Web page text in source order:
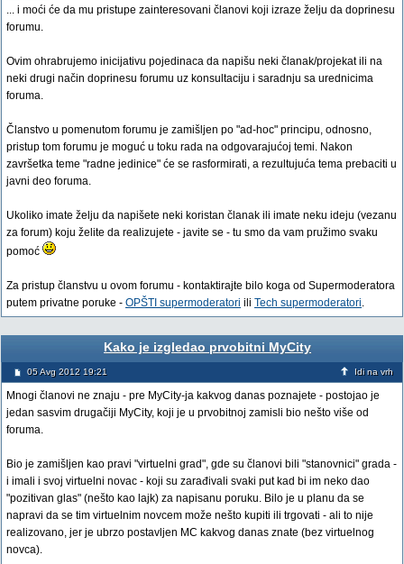
... i moći će da mu pristupe zainteresovani članovi koji izraze želju da doprinesu
forumu.
Ovim ohrabrujemo inicijativu pojedinaca da napišu neki članak/projekat ili na
neki drugi način doprinesu forumu uz konsultaciju i saradnju sa urednicima
foruma.
Članstvo u pomenutom forumu je zamišljen po "ad-hoc" principu, odnosno,
pristup tom forumu je moguć u toku rada na odgovarajućoj temi. Nakon
završetka teme "radne jedinice" će se rasformirati, a rezultujuća tema prebaciti u
javni deo foruma.
Ukoliko imate želju da napišete neki koristan članak ili imate neku ideju (vezanu
za forum) koju želite da realizujete - javite se - tu smo da vam pružimo svaku
pomoć
Za pristup članstvu u ovom forumu - kontaktirajte bilo koga od Supermoderatora
putem privatne poruke - OPŠTI supermoderatori ili Tech supermoderatori.
Kako je izgledao prvobitni MyCity
05 Avg 2012 19:21 Idi na vrh
Mnogi članovi ne znaju - pre MyCity-ja kakvog danas poznajete - postojao je
jedan sasvim drugačiji MyCity, koji je u prvobitnoj zamisli bio nešto više od
foruma.
Bio je zamišljen kao pravi "virtuelni grad", gde su članovi bili "stanovnici" grada -
i imali i svoj virtuelni novac - koji su zarađivali svaki put kad bi im neko dao
"pozitivan glas" (nešto kao lajk) za napisanu poruku. Bilo je u planu da se
napravi da se tim virtuelnim novcem može nešto kupiti ili trgovati - ali to nije
realizovano, jer je ubrzo postavljen MC kakvog danas znate (bez virtuelnog
novca).